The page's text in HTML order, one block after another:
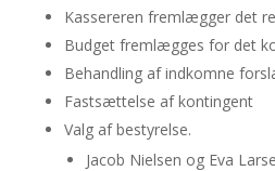
Kassereren fremlægger det
Budget fremlægges for det
Behandling af indkomne
Fastsættelse af kontingent
Valg af bestyrelse.
Jacob Nielsen og Eva